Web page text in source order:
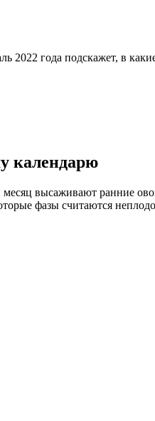
2022 года подскажет, в
календарю
высаживают ранние
фазы считаются